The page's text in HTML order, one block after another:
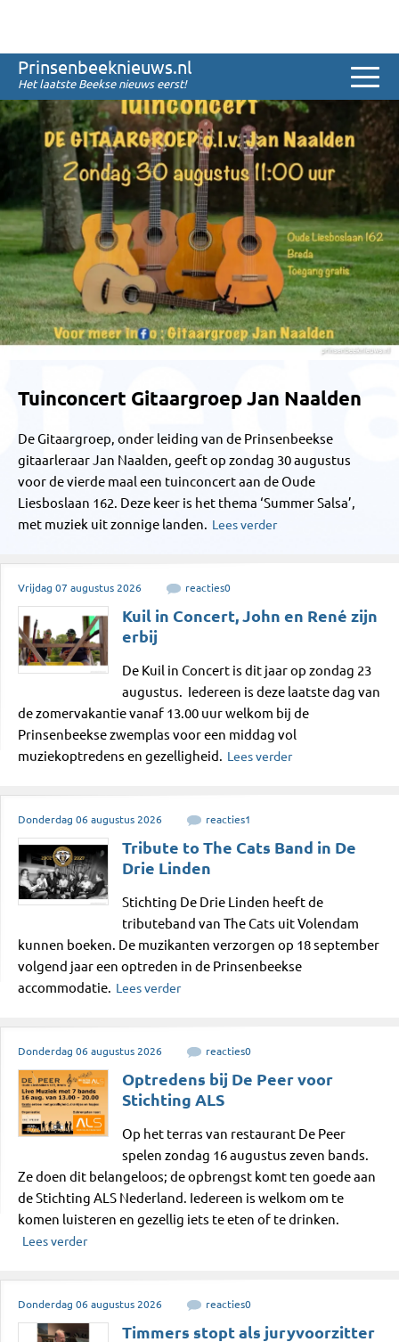
Prinsenbeeknieuws.nl
Het laatste Beekse nieuws eerst!
Tuinconcert Gitaargroep Jan Naalden
De Gitaargroep, onder leiding van de Prinsenbeekse
gitaarleraar Jan Naalden, geeft op zondag 30 augustus
voor de vierde maal een tuinconcert aan de Oude
Liesboslaan 162. Deze keer is het thema ‘Summer Salsa’,
met muziek uit zonnige landen. Lees verder
Vrijdag 07 augustus 2026 reacties0
Kuil in Concert, John en René zijn
erbij
De Kuil in Concert is dit jaar op zondag 23
augustus. Iedereen is deze laatste dag van
de zomervakantie vanaf 13.00 uur welkom bij de
Prinsenbeekse zwemplas voor een middag vol
muziekoptredens en gezelligheid. Lees verder
Donderdag 06 augustus 2026 reacties1
Tribute to The Cats Band in De
Drie Linden
Stichting De Drie Linden heeft de
tributeband van The Cats uit Volendam
kunnen boeken. De muzikanten verzorgen op 18 september
volgend jaar een optreden in de Prinsenbeekse
accommodatie. Lees verder
Donderdag 06 augustus 2026 reacties0
Optredens bij De Peer voor
Stichting ALS
Op het terras van restaurant De Peer
spelen zondag 16 augustus zeven bands.
Ze doen dit belangeloos; de opbrengst komt ten goede aan
de Stichting ALS Nederland. Iedereen is welkom om te
komen luisteren en gezellig iets te eten of te drinken.
Lees verder
Donderdag 06 augustus 2026 reacties0
Timmers stopt als juryvoorzitter